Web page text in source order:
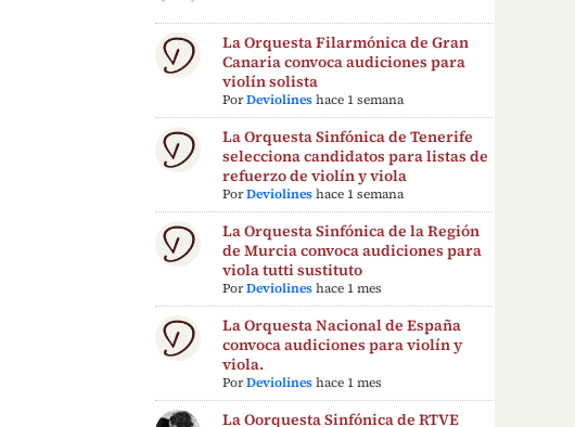
La Orquesta Filarmónica de Gran
Canaria convoca audiciones para
violín solista
PorDeviolines hace 1 semana
La Orquesta Sinfónica de Tenerife
selecciona candidatos para listas de
refuerzo de violín y viola
PorDeviolines hace 1 semana
La Orquesta Sinfónica de la Región
de Murcia convoca audiciones para
viola tutti sustituto
PorDeviolines hace 1 mes
La Orquesta Nacional de España
convoca audiciones para violín y
viola.
PorDeviolines hace 1 mes
La Oorquesta Sinfónica de RTVE